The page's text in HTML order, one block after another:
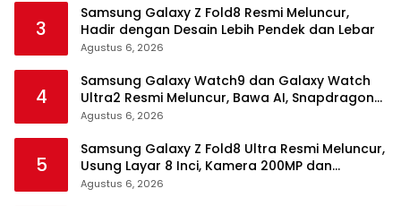
3
Samsung Galaxy Z Fold8 Resmi Meluncur,
Hadir dengan Desain Lebih Pendek dan Lebar
Agustus 6, 2026
4
Samsung Galaxy Watch9 dan Galaxy Watch
Ultra2 Resmi Meluncur, Bawa AI, Snapdragon
Wear Elite, dan Fitur Kesehatan Baru
Agustus 6, 2026
5
Samsung Galaxy Z Fold8 Ultra Resmi Meluncur,
Usung Layar 8 Inci, Kamera 200MP dan
Snapdragon 8 Elite Gen 5
Agustus 6, 2026